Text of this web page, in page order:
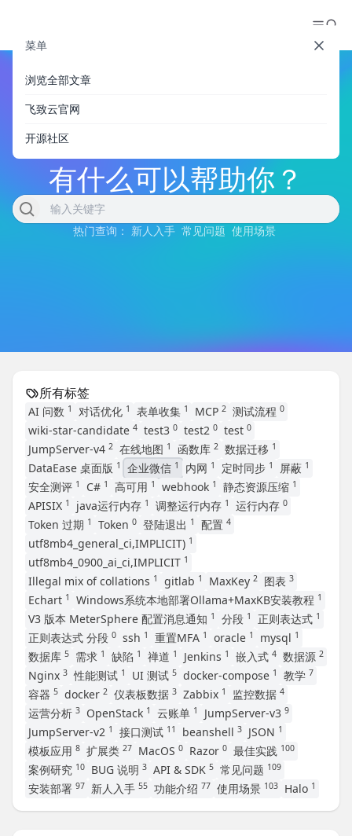
有什么可以帮助你？
热门查询： 新人入手 常见问题 使用场景
菜单
浏览全部文章
飞致云官网
开源社区
所有标签
AI 问数 1 对话优化 1 表单收集 1 MCP 2 测试流程 0
wiki-star-candidate 4 test3 0 test2 0 test 0
JumpServer-v4 2 在线地图 1 函数库 2 数据迁移 1
DataEase 桌面版 1 企业微信 1 内网 1 定时同步 1 屏蔽 1
安全测评 1 C# 1 高可用 1 webhook 1 静态资源压缩 1
APISIX 1 java运行内存 1 调整运行内存 1 运行内存 0
Token 过期 1 Token 0 登陆退出 1 配置 4
utf8mb4_general_ci,IMPLICIT) 1
utf8mb4_0900_ai_ci,IMPLICIT 1
Illegal mix of collations 1 gitlab 1 MaxKey 2 图表 3
Echart 1 Windows系统本地部署Ollama+MaxKB安装教程 1
V3 版本 MeterSphere 配置消息通知 1 分段 1 正则表达式 1
正则表达式 分段 0 ssh 1 重置MFA 1 oracle 1 mysql 1
数据库 5 需求 1 缺陷 1 禅道 1 Jenkins 1 嵌入式 4 数据源 2
Nginx 3 性能测试 1 UI 测试 5 docker-compose 1 教学 7
容器 5 docker 2 仪表板数据 3 Zabbix 1 监控数据 4
运营分析 3 OpenStack 1 云账单 1 JumpServer-v3 9
JumpServer-v2 1 接口测试 11 beanshell 3 JSON 1
模板应用 8 扩展类 27 MacOS 0 Razor 0 最佳实践 100
案例研究 10 BUG 说明 3 API & SDK 5 常见问题 109
安装部署 97 新人入手 55 功能介绍 77 使用场景 103 Halo 1